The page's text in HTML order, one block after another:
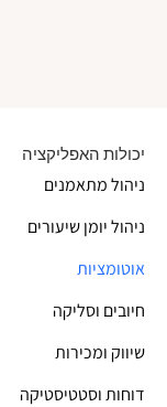
ניהול מתאמנים
ניהול יומן שיעורים
אוטומציות
חיובים וסליקה
שיווק ומכירות
דוחות וסטטיסטיקה
יכולות האפליקציה